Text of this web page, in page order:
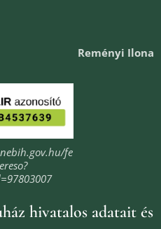
Reményi Ilona
fe
hivatalos adatait és